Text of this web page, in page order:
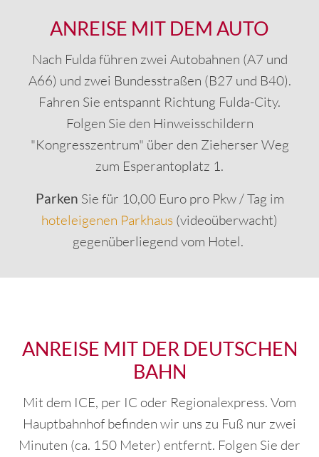
ANREISE MIT DEM AUTO
Nach Fulda führen zwei Autobahnen (A7 und
A66) und zwei Bundesstraßen (B27 und B40).
Fahren Sie entspannt Richtung Fulda-City.
Folgen Sie den Hinweisschildern
"Kongresszentrum" über den Zieherser Weg
zum Esperantoplatz 1.
Parken Sie für 10,00 Euro pro Pkw / Tag im
hoteleigenen Parkhaus (videoüberwacht)
gegenüberliegend vom Hotel.
ANREISE MIT DER DEUTSCHEN
BAHN
Mit dem ICE, per IC oder Regionalexpress. Vom
Hauptbahnhof befinden wir uns zu Fuß nur zwei
Minuten (ca. 150 Meter) entfernt. Folgen Sie der